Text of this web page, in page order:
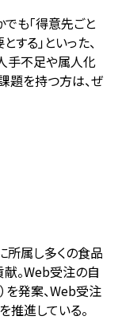
でも「得意先ごと
する」といった、
手不足や属人化
題を持つ方は、ぜ
所属し多くの食品
。Web受注の自
を発案、Web受注
進している。